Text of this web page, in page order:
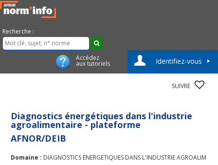
Recherche :
Accédez
aux tutoriels Identifiez-vous
SUIVRE
Diagnostics énergétiques dans l'industrie
agroalimentaire - plateforme
AFNOR/DEIB
Domaine : DIAGNOSTICS ENERGETIQUES DANS L'INDUSTRIE AGROALIM